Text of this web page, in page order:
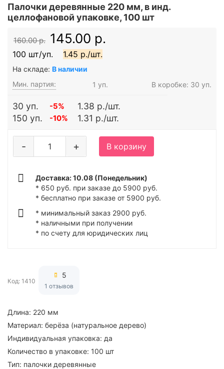
Палочки деревянные 220 мм, в инд.
целлофановой упаковке, 100 шт
Длина: 220 мм
Материал: берёза (натуральное дерево)
Индивидуальная упаковка: да
Количество в упаковке: 100 шт
Тип: палочки деревянные
160.00 р. 145.00 р.
100 шт/уп. 1.45 р./шт.
На складе: В наличии
Мин. партия:
1 уп. В коробке: 30 уп.
30 уп. -5%
1.38 р./шт.
150 уп.
-10% 1.31 р./шт.
+
- В корзину
Доставка: 10.08 (Понедельник)
* 650 руб. при заказе до 5900 руб.
* бесплатно при заказе от 5900 руб.
* минимальный заказ 2900 руб.
* наличными при получении
* по счету для юридических лиц
Код: 1410
5
1 отзывов